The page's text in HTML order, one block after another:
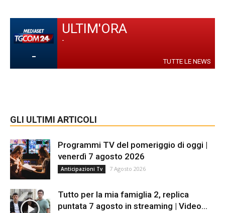
-
ULTIM'ORA
-
TUTTE LE NEWS
GLI ULTIMI ARTICOLI
Programmi TV del pomeriggio di oggi |
venerdì 7 agosto 2026
Anticipazioni Tv 7 Agosto 2026
Tutto per la mia famiglia 2, replica
puntata 7 agosto in streaming | Video...